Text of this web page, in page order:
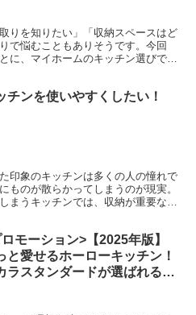
りを知りたい」「収納スペースはど
で悩むこともありそうです。今回
に、マイホームのキッチン選びで大
チンを使いやすくしたい！
印象のキッチンは多くの人の憧れで
ものが散らかってしまうのが現実。
まうキッチンでは、収納が重要な役
モーション>【2025年版】
と愛せるホーローキッチン！
ラスタンダードが選ばれる理